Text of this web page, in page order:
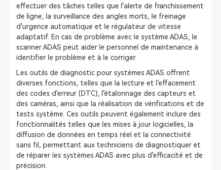
effectuer des tâches telles que l'alerte de franchissement
de ligne, la surveillance des angles morts, le freinage
d'urgence automatique et le régulateur de vitesse
adaptatif. En cas de problème avec le système ADAS, le
scanner ADAS peut aider le personnel de maintenance à
identifier le problème et à le corriger.
Les outils de diagnostic pour systèmes ADAS offrent
diverses fonctions, telles que la lecture et l'effacement
des codes d'erreur (DTC), l'étalonnage des capteurs et
des caméras, ainsi que la réalisation de vérifications et de
tests système. Ces outils peuvent également inclure des
fonctionnalités telles que les mises à jour logicielles, la
diffusion de données en temps réel et la connectivité
sans fil, permettant aux techniciens de diagnostiquer et
de réparer les systèmes ADAS avec plus d'efficacité et de
précision.